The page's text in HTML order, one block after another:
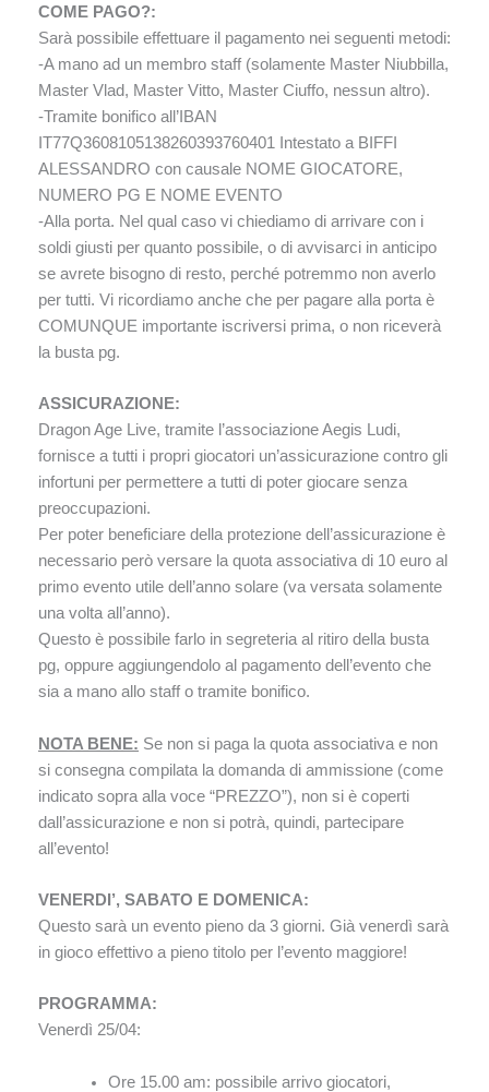
COME PAGO?:
Sarà possibile effettuare il pagamento nei seguenti metodi:
-A mano ad un membro staff (solamente Master Niubbilla,
Master Vlad, Master Vitto, Master Ciuffo, nessun altro).
-Tramite bonifico all’IBAN
IT77Q3608105138260393760401 Intestato a BIFFI
ALESSANDRO con causale NOME GIOCATORE,
NUMERO PG E NOME EVENTO
-Alla porta. Nel qual caso vi chiediamo di arrivare con i
soldi giusti per quanto possibile, o di avvisarci in anticipo
se avrete bisogno di resto, perché potremmo non averlo
per tutti. Vi ricordiamo anche che per pagare alla porta è
COMUNQUE importante iscriversi prima, o non riceverà
la busta pg.
ASSICURAZIONE:
Dragon Age Live, tramite l’associazione Aegis Ludi,
fornisce a tutti i propri giocatori un’assicurazione contro gli
infortuni per permettere a tutti di poter giocare senza
preoccupazioni.
Per poter beneficiare della protezione dell’assicurazione è
necessario però versare la quota associativa di 10 euro al
primo evento utile dell’anno solare (va versata solamente
una volta all’anno).
Questo è possibile farlo in segreteria al ritiro della busta
pg, oppure aggiungendolo al pagamento dell’evento che
sia a mano allo staff o tramite bonifico.
NOTA BENE: Se non si paga la quota associativa e non
si consegna compilata la domanda di ammissione (come
indicato sopra alla voce “PREZZO”), non si è coperti
dall’assicurazione e non si potrà, quindi, partecipare
all’evento!
VENERDI’, SABATO E DOMENICA:
Questo sarà un evento pieno da 3 giorni. Già venerdì sarà
in gioco effettivo a pieno titolo per l’evento maggiore!
PROGRAMMA:
Venerdì 25/04:
Ore 15.00 am: possibile arrivo giocatori,